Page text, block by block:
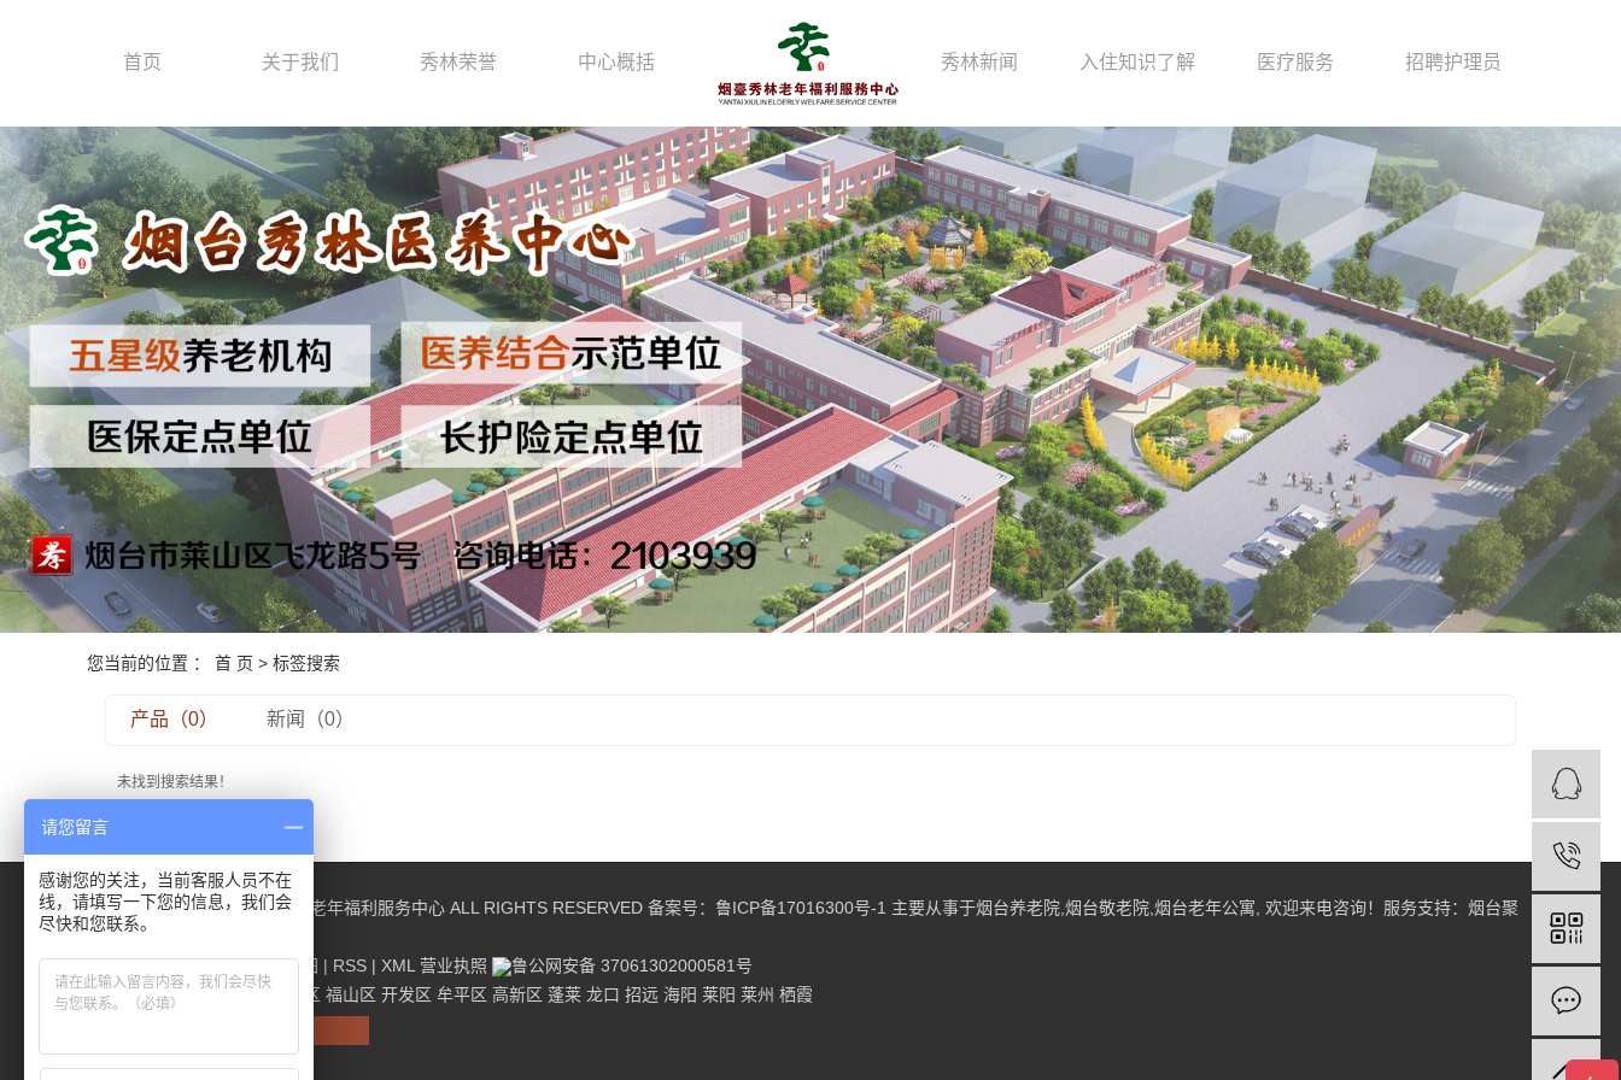
首页 关于我们 秀林荣誉 中心概括 秀林新闻 入住知识了解 医疗服务 招聘护理员
您当前的位置 ： 首 页 > 标签搜索
产品（0） 新闻（0）
未找到搜索结果！
COPYRIGHT © 烟台莱山秀林老年福利服务中心 ALL RIGHTS RESERVED 备案号： 鲁ICP备17016300号-1 主要从事于烟台养老院 烟台敬老院 烟台老年公寓 , 欢迎来电咨询！ 服务支持： 烟台聚
维
热推信息|企业分站|网站地图 | RSS | XML 营业执照
鲁公网安备 37061302000581号
主营区域：烟台 芝罘区 莱山区 福山区 开发区 牟平区 高新区 蓬莱 龙口 招远 海阳 莱阳 莱州 栖霞
请您留言
感谢您的关注，当前客服人员不在
线，请填写一下您的信息，我们会
尽快和您联系。